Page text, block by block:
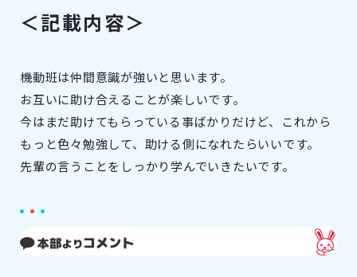
＜記載内容＞
機動班は仲間意識が強いと思います。
お互いに助け合えることが楽しいです。
今はまだ助けてもらっている事ばかりだけど、これから
もっと色々勉強して、助ける側になれたらいいです。
先輩の言うことをしっかり学んでいきたいです。